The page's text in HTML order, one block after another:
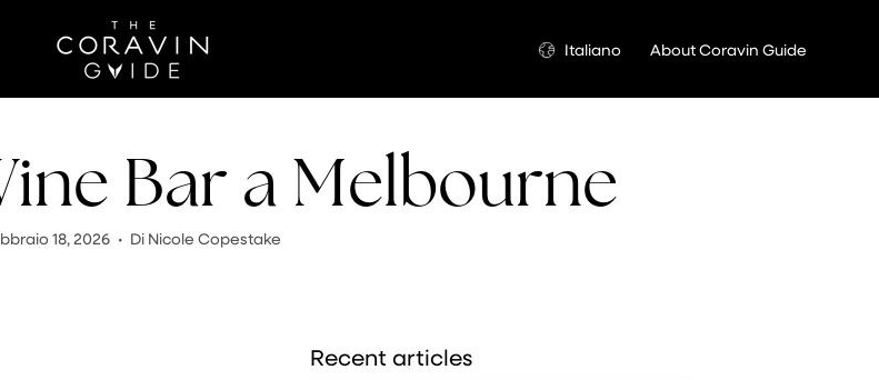
Lingua
Italiano About Coravin Guide
Bar a Melbourne
18, 2026 Di Nicole Copestake
Recent articles